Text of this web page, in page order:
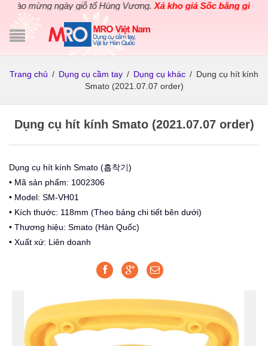
mừng ngày giỗ tổ Hùng Vương.Xả kho giá Sốc bằng giá Gốc
Trang chủ / Dụng cụ cầm tay / Dụng cụ khác / Dụng cụ hít kính
Smato (2021.07.07 order)
Dụng cụ hít kính Smato (2021.07.07 order)
Dụng cụ hít kính Smato (흡착기)
• Mã sản phẩm: 1002306
• Model: SM-VH01
• Kích thước: 118mm (Theo bảng chi tiết bên dưới)
• Thương hiệu: Smato (Hàn Quốc)
• Xuất xứ: Liên doanh